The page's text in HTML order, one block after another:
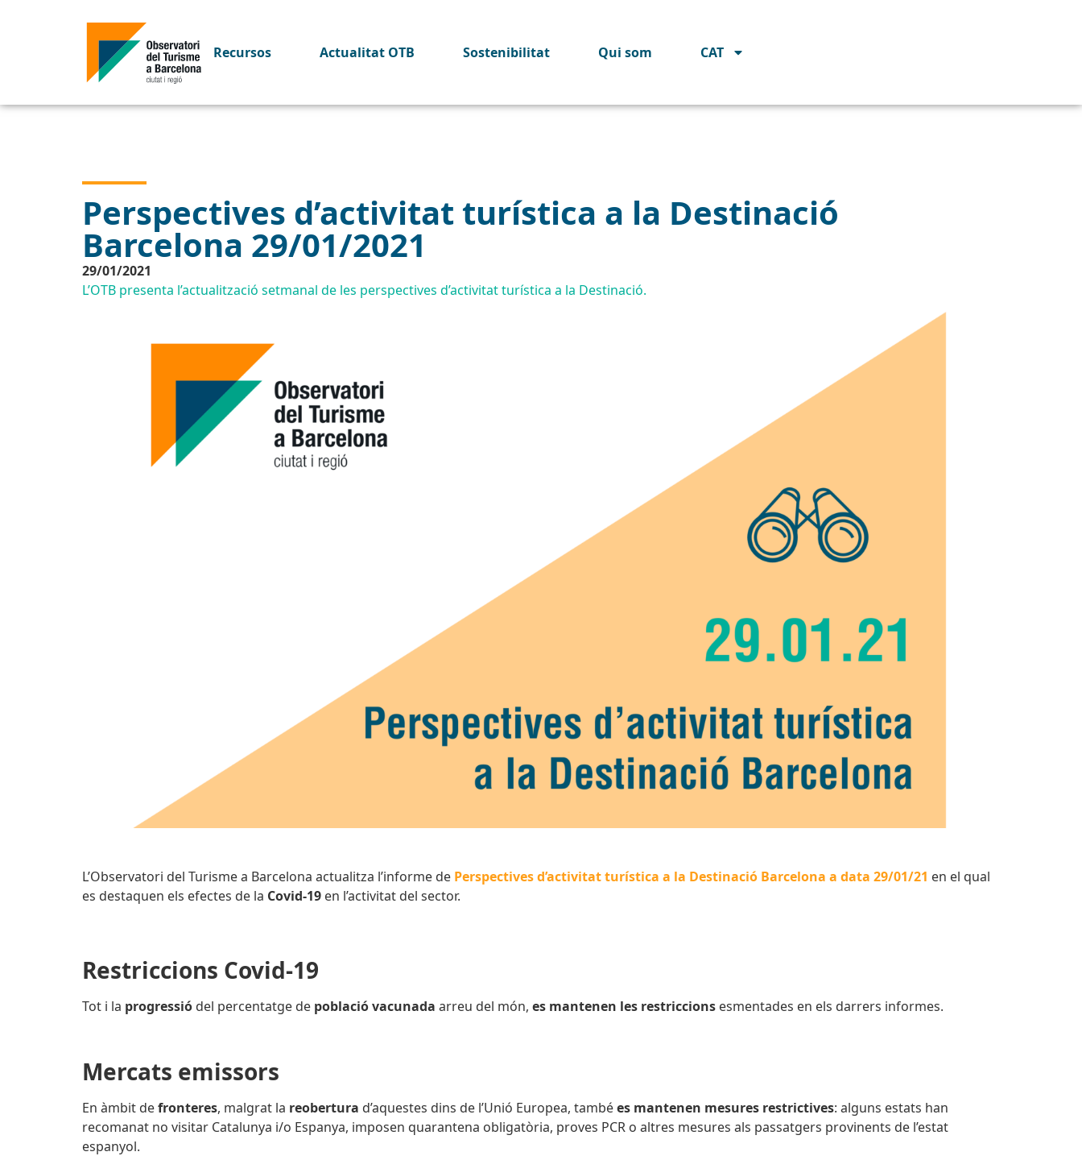
Recursos Actualitat OTB Sostenibilitat Qui som CAT
Perspectives d’activitat turística a la Destinació
Barcelona 29/01/2021
29/01/2021
L’OTB presenta l’actualització setmanal de les perspectives d’activitat turística a la Destinació.
L’Observatori del Turisme a Barcelona actualitza l’informe de Perspectives d’activitat turística a la Destinació Barcelona a data 29/01/21 en el qual
es destaquen els efectes de la Covid-19 en l’activitat del sector.
Restriccions Covid-19
Tot i la progressió del percentatge de població vacunada arreu del món, es mantenen les restriccions esmentades en els darrers informes.
Mercats emissors
En àmbit defronteres, malgrat la reobertura d’aquestes dins de l’Unió Europea, tambées mantenen mesures restrictives: alguns estats han
recomanat no visitar Catalunya i/o Espanya, imposen quarantena obligatòria, proves PCR o altres mesures als passatgers provinents de l’estat
espanyol.